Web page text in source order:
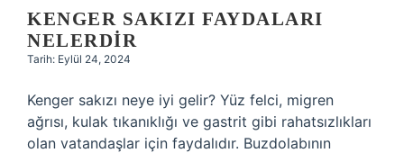
KENGER SAKIZI FAYDALARI
NELERDIR
Tarih: Eylül 24, 2024
Kenger sakızı neye iyi gelir? Yüz felci, migren
ağrısı, kulak tıkanıklığı ve gastrit gibi rahatsızlıkları
olan vatandaşlar için faydalıdır. Buzdolabının